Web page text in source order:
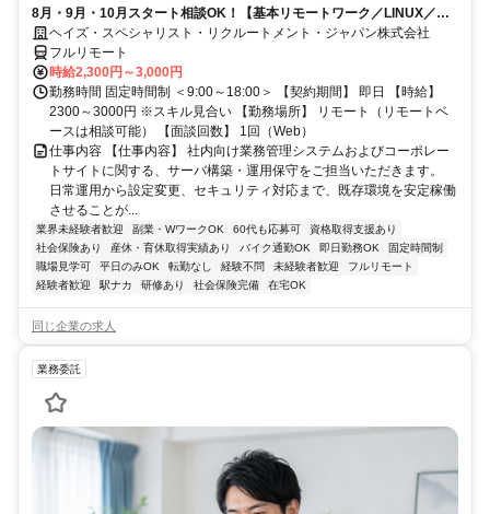
8月・9月・10月スタート相談OK！【基本リモートワーク／LINUX／在
宅／ミドルウェア】インフラエンジニア
ヘイズ・スペシャリスト・リクルートメント・ジャパン株式会社
フルリモート
時給2,300円～3,000円
勤務時間 固定時間制 ＜9:00～18:00＞ 【契約期間】 即日 【時給】
2300～3000円 ※スキル見合い 【勤務場所】 リモート（リモートベ
ースは相談可能） 【面談回数】 1回（Web）
仕事内容 【仕事内容】 社内向け業務管理システムおよびコーポレー
トサイトに関する、サーバ構築・運用保守をご担当いただきます。
日常運用から設定変更、セキュリティ対応まで、既存環境を安定稼働
させることが...
業界未経験者歓迎 副業・WワークOK 60代も応募可
資格取得支援あり
社会保険あり
産休・育休取得実績あり バイク通勤OK 即日勤務OK
固定時間制
職場見学可
平日のみOK 転勤なし 経験不問 未経験者歓迎
フルリモート
経験者歓迎
駅ナカ 研修あり 社会保険完備 在宅OK
同じ企業の求人
業務委託